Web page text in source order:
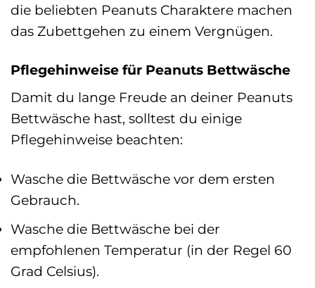
die beliebten Peanuts Charaktere machen
das Zubettgehen zu einem Vergnügen.
Pflegehinweise für Peanuts Bettwäsche
Damit du lange Freude an deiner Peanuts
Bettwäsche hast, solltest du einige
Pflegehinweise beachten:
Wasche die Bettwäsche vor dem ersten
Gebrauch.
Wasche die Bettwäsche bei der
empfohlenen Temperatur (in der Regel 60
Grad Celsius).